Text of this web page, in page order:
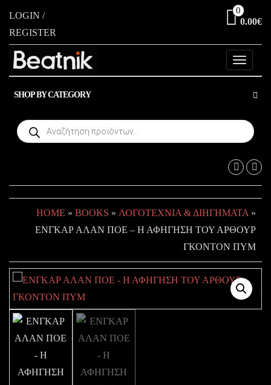
content
LOGIN /
REGISTER
0
0.00€
Toggle
SHOP BY CATEGORY
Products
search
HOME » BOOKS » ΛΟΓΟΤΕΧΝΊΑ & ΔΙΗΓΉΜΑΤΑ »
ΕΝΓΚΑΡ ΑΛΑΝ ΠΟΕ – Η ΑΦΗΓΗΣΗ ΤΟΥ ΑΡΘΟΥΡ
ΓΚΟΝΤΟΝ ΠΥΜ